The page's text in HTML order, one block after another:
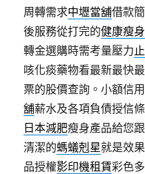
周轉需求中壢當舖借款
後服務從打完的健康瘦身
轉金選購時需考量壓力
咳化痰藥物看最新最快
票的股價查詢。小額信
舖薪水及各項負債授信
日本減肥瘦身產品給您
清潔的螞蟻剋星就是效
品授權影印機租賃彩色